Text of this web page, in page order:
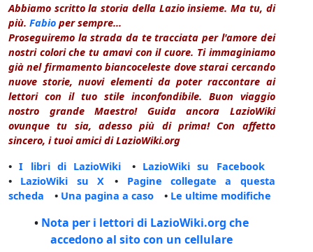
Abbiamo scritto la storia della Lazio insieme. Ma tu, di
più. Fabio per sempre...
Proseguiremo la strada da te tracciata per l'amore dei
nostri colori che tu amavi con il cuore. Ti immaginiamo
già nel firmamento biancoceleste dove starai cercando
nuove storie, nuovi elementi da poter raccontare ai
lettori con il tuo stile inconfondibile. Buon viaggio
nostro grande Maestro! Guida ancora LazioWiki
ovunque tu sia, adesso più di prima! Con affetto
sincero, i tuoi amici di LazioWiki.org
•I libri di LazioWiki • LazioWiki su Facebook
• LazioWiki su X • Pagine collegate a questa
scheda • Una pagina a caso • Le ultime modifiche
• Nota per i lettori di LazioWiki.org che
accedono al sito con un cellulare